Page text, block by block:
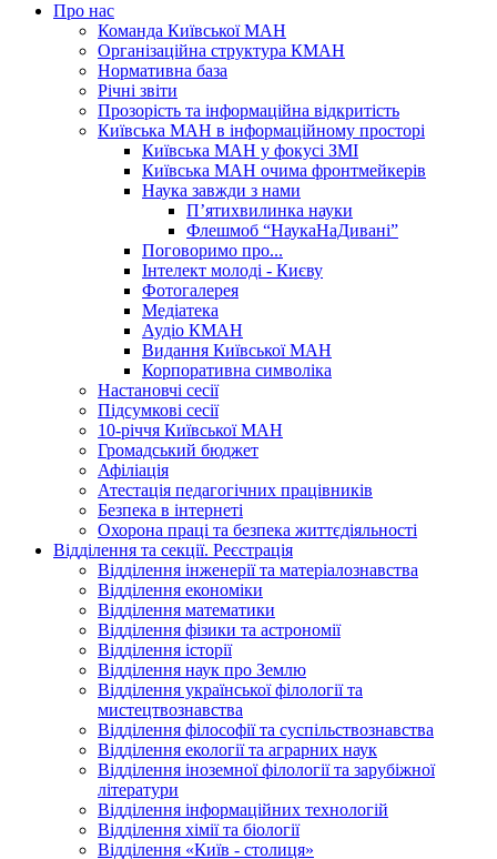
Про нас
Команда Київської МАН
Організаційна структура КМАН
Нормативна база
Річні звіти
Прозорість та інформаційна відкритість
Київська МАН в інформаційному просторі
Київська МАН у фокусі ЗМІ
Київська МАН очима фронтмейкерів
Наука завжди з нами
П’ятихвилинка науки
Флешмоб “НаукаНаДивані”
Поговоримо про...
Інтелект молоді - Києву
Фотогалерея
Медіатека
Аудіо КМАН
Видання Київської МАН
Корпоративна символіка
Настановчі сесії
Підсумкові сесії
10-річчя Київської МАН
Громадський бюджет
Афіліація
Атестація педагогічних працівників
Безпека в інтернеті
Охорона праці та безпека життєдіяльності
Відділення та секції. Реєстрація
Відділення інженерії та матеріалознавства
Відділення економіки
Відділення математики
Відділення фізики та астрономії
Відділення історії
Відділення наук про Землю
Відділення української філології та
мистецтвознавства
Відділення філософії та суспільствознавства
Відділення екології та аграрних наук
Відділення іноземної філології та зарубіжної
літератури
Відділення інформаційних технологій
Відділення хімії та біології
Відділення «Київ - столиця»